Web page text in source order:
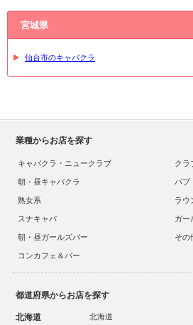
宮城県
仙台市のキャバクラ
業種からお店を探す
キャバクラ・ニュークラブ
クラ
朝・昼キャバクラ
パブ
熟女系
ラウ
スナキャバ
ガー
朝・昼ガールズバー
その
コンカフェ＆バー
都道府県からお店を探す
北海道 北海道